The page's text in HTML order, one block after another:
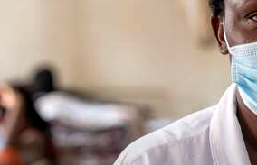
help mee
actueel